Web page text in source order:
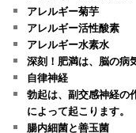
アレルギー菊芋
アレルギー活性酸素
アレルギー水素水
深刻！肥満は、脳の病
自律神経
勃起は、副交感神経の
によって起こります。
腸内細菌と善玉菌